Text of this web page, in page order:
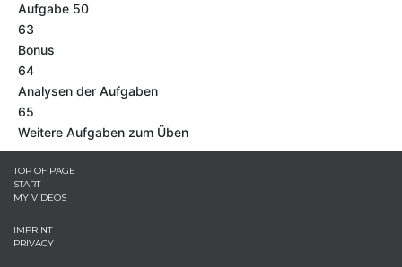
Aufgabe 50
63
Bonus
64
Analysen der Aufgaben
65
Weitere Aufgaben zum Üben
TOP OF PAGE
START
MY VIDEOS
IMPRINT
PRIVACY